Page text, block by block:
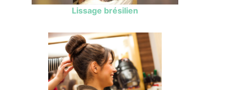
Lissage brésilien